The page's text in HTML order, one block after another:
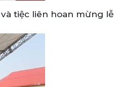
tiệc liên hoan mừng lễ